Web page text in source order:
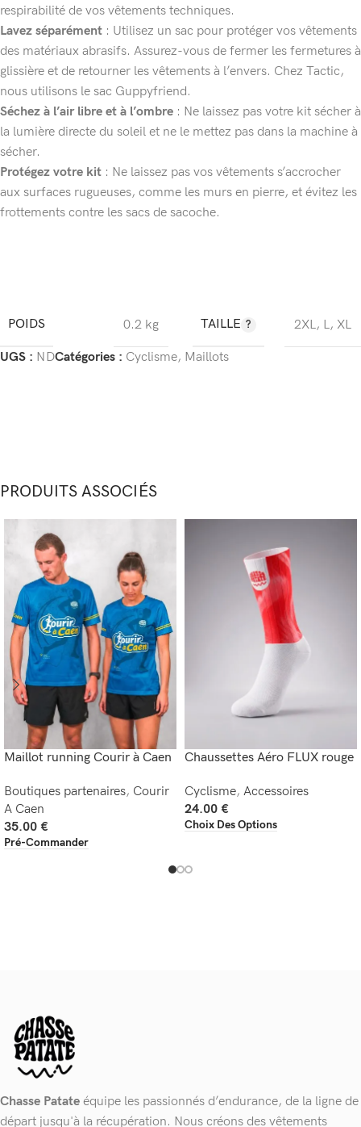
respirabilité de vos vêtements techniques.
Lavez séparément : Utilisez un sac pour protéger vos vêtements
des matériaux abrasifs. Assurez-vous de fermer les fermetures à
glissière et de retourner les vêtements à l’envers. Chez Tactic,
nous utilisons le sac Guppyfriend.
Séchez à l’air libre et à l’ombre : Ne laissez pas votre kit sécher à
la lumière directe du soleil et ne le mettez pas dans la machine à
sécher.
Protégez votre kit : Ne laissez pas vos vêtements s’accrocher
aux surfaces rugueuses, comme les murs en pierre, et évitez les
frottements contre les sacs de sacoche.
POIDS 0.2 kg TAILLE 2XL, L, XL
UGS : NDCatégories : Cyclisme, Maillots
PRODUITS ASSOCIÉS
Maillot running Courir à Caen
Boutiques partenaires, Courir
A Caen
35.00 €
Pré-Commander
Chaussettes Aéro FLUX rouge
Cyclisme, Accessoires
24.00 €
Choix Des Options
Chasse Patate équipe les passionnés d’endurance, de la ligne de
départ jusqu'à la récupération. Nous créons des vêtements